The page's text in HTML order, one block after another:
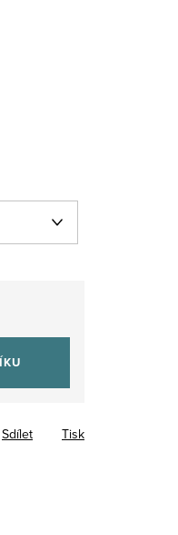
Tisk
Sdílet